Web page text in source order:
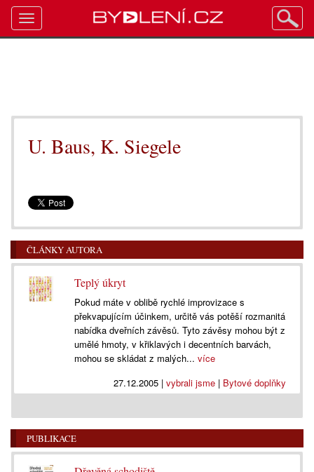
U. Baus, K. Siegele
ČLÁNKY AUTORA
Teplý úkryt
Pokud máte v oblibě rychlé improvizace s
překvapujícím účinkem, určitě vás potěší rozmanitá
nabídka dveřních závěsů. Tyto závěsy mohou být z
umělé hmoty, v křiklavých i decentních barvách,
mohou se skládat z malých...více
27.12.2005| vybrali jsme| Bytové doplňky
PUBLIKACE
Toggle
navigation